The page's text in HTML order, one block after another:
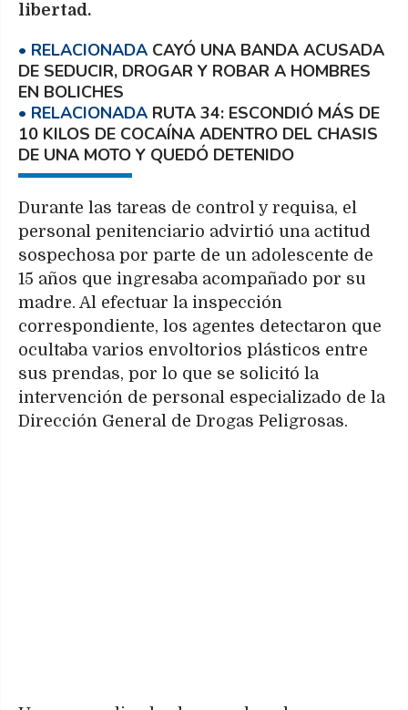
libertad.
CAYÓ UNA BANDA ACUSADA
DE SEDUCIR, DROGAR Y ROBAR A HOMBRES
EN BOLICHES
RUTA 34: ESCONDIÓ MÁS DE
10 KILOS DE COCAÍNA ADENTRO DEL CHASIS
DE UNA MOTO Y QUEDÓ DETENIDO
Durante las tareas de control y requisa, el
personal penitenciario advirtió una actitud
sospechosa por parte de un adolescente de
15 años que ingresaba acompañado por su
madre. Al efectuar la inspección
correspondiente, los agentes detectaron que
ocultaba varios envoltorios plásticos entre
sus prendas, por lo que se solicitó la
intervención de personal especializado de la
Dirección General de Drogas Peligrosas.